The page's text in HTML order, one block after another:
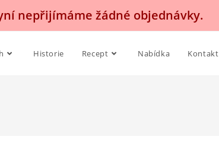
nepřijímáme žádné objednávky.
Historie Recept Nabídka Kontakt